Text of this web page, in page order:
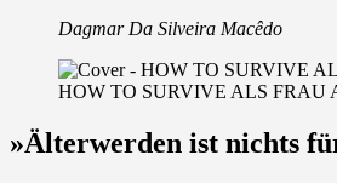
Dagmar Da Silveira Macêdo
HOW TO SURVIVE ALS FRAU
»Älterwerden ist nichts